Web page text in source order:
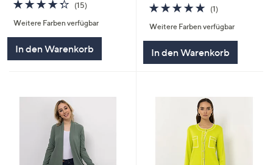
von
5
(15)
Weitere Farben verfügbar
In den Warenkorb
5.0
von
5
(1)1
Weitere Farben verfügbar
In den Warenkorb